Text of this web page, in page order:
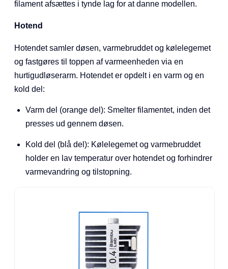
filament afsættes i tynde lag for at danne modellen.
Hotend
Hotendet samler døsen, varmebruddet og kølelegemet
og fastgøres til toppen af varmeenheden via en
hurtigudløserarm. Hotendet er opdelt i en varm og en
kold del:
Varm del (orange del): Smelter filamentet, inden det
presses ud gennem døsen.
Kold del (blå del): Kølelegemet og varmebruddet
holder en lav temperatur over hotendet og forhindrer
varmevandring og tilstopning.